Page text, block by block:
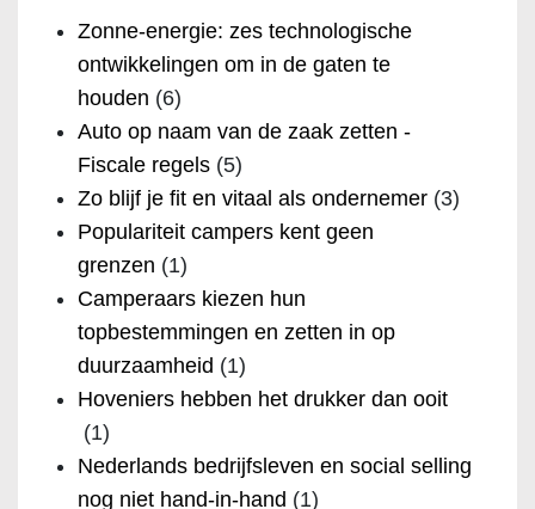
Zonne-energie: zes technologische
ontwikkelingen om in de gaten te
houden (6)
Auto op naam van de zaak zetten -
Fiscale regels (5)
Zo blijf je fit en vitaal als ondernemer (3)
Populariteit campers kent geen
grenzen (1)
Camperaars kiezen hun
topbestemmingen en zetten in op
duurzaamheid (1)
Hoveniers hebben het drukker dan ooit
(1)
Nederlands bedrijfsleven en social selling
nog niet hand-in-hand (1)